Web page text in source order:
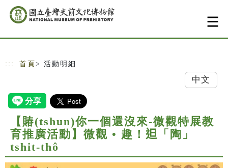
跳到主要內容
網站導覽
::: 首頁 > 活動明細
中文
【賰(tshun)你一個還沒來-微觀特展教
育推廣活動】微觀 • 趣！𨑨「陶」
tshit-thô